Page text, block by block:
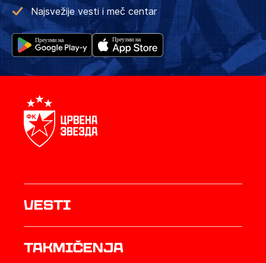
Najsvežije vesti i meč centar
Vesti
Takmičenja